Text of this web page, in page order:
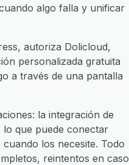
algo falla y unificar
autoriza Dolicloud,
personalizada gratuita
a través de una pantalla
la integración de
lo que puede conectar
los necesite. Todo
reintentos en caso